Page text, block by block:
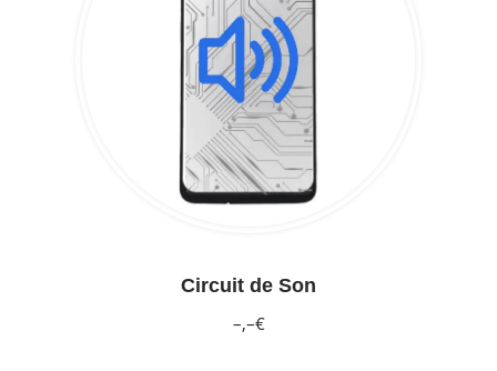
Circuit de Son
–,–€